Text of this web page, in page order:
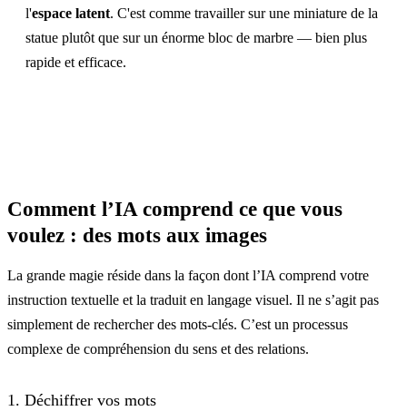
l'espace latent. C'est comme travailler sur une miniature de la
statue plutôt que sur un énorme bloc de marbre — bien plus
rapide et efficace.
Comment l’IA comprend ce que vous
voulez : des mots aux images
La grande magie réside dans la façon dont l’IA comprend votre
instruction textuelle et la traduit en langage visuel. Il ne s’agit pas
simplement de rechercher des mots-clés. C’est un processus
complexe de compréhension du sens et des relations.
1. Déchiffrer vos mots